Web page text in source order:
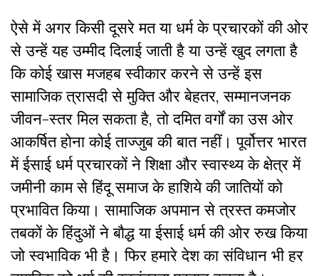
ऐसे में अगर किसी दूसरे मत या धर्म के प्रचारकों की ओर
से उन्हें यह उम्मीद दिलाई जाती है या उन्हें खुद लगता है
कि कोई खास मजहब स्वीकार करने से उन्हें इस
सामाजिक त्रासदी से मुक्ति और बेहतर, सम्मानजनक
जीवन-स्तर मिल सकता है, तो दमित वर्गों का उस ओर
आकर्षित होना कोई ताज्जुब की बात नहीं। पूर्वोत्तर भारत
में ईसाई धर्म प्रचारकों ने शिक्षा और स्वास्थ्य के क्षेत्र में
जमीनी काम से हिंदू समाज के हाशिये की जातियों को
प्रभावित किया। सामाजिक अपमान से त्रस्त कमजोर
तबकों के हिंदुओं ने बौद्ध या ईसाई धर्म की ओर रुख किया
जो स्वभाविक भी है। फिर हमारे देश का संविधान भी हर